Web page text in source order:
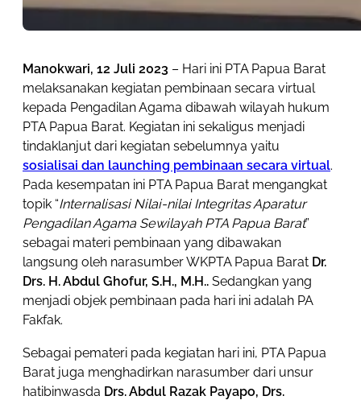
Manokwari, 12 Juli 2023 – Hari ini PTA Papua Barat
melaksanakan kegiatan pembinaan secara virtual
kepada Pengadilan Agama dibawah wilayah hukum
PTA Papua Barat. Kegiatan ini sekaligus menjadi
tindaklanjut dari kegiatan sebelumnya yaitu
sosialisai dan launching pembinaan secara virtual.
Pada kesempatan ini PTA Papua Barat mengangkat
topik “Internalisasi Nilai-nilai Integritas Aparatur
Pengadilan Agama Sewilayah PTA Papua Barat”
sebagai materi pembinaan yang dibawakan
langsung oleh narasumber WKPTA Papua Barat Dr.
Drs. H. Abdul Ghofur, S.H., M.H.. Sedangkan yang
menjadi objek pembinaan pada hari ini adalah PA
Fakfak.
Sebagai pemateri pada kegiatan hari ini, PTA Papua
Barat juga menghadirkan narasumber dari unsur
hatibinwasda Drs. Abdul Razak Payapo, Drs.